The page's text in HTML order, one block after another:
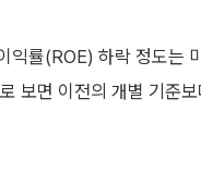
익률(ROE) 하락 정도는
보면 이전의 개별 기준